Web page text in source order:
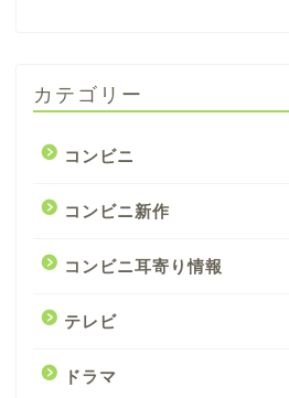
カテゴリー
コンビニ
コンビニ新作
コンビニ耳寄り情報
テレビ
ドラマ